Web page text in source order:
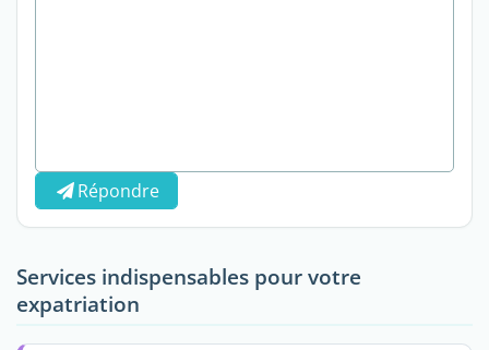
Répondre
Services indispensables pour votre
expatriation